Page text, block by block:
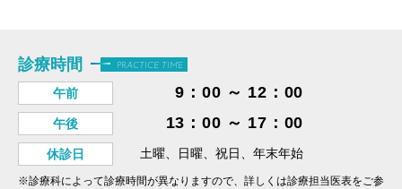
診療時間 PRACTICE TIME
午前 9：00 ～ 12：00
午後 13：00 ～ 17：00
休診日 土曜、日曜、祝日、年末年始
※診療科によって診療時間が異なりますので、詳しくは診療担当医表をご参